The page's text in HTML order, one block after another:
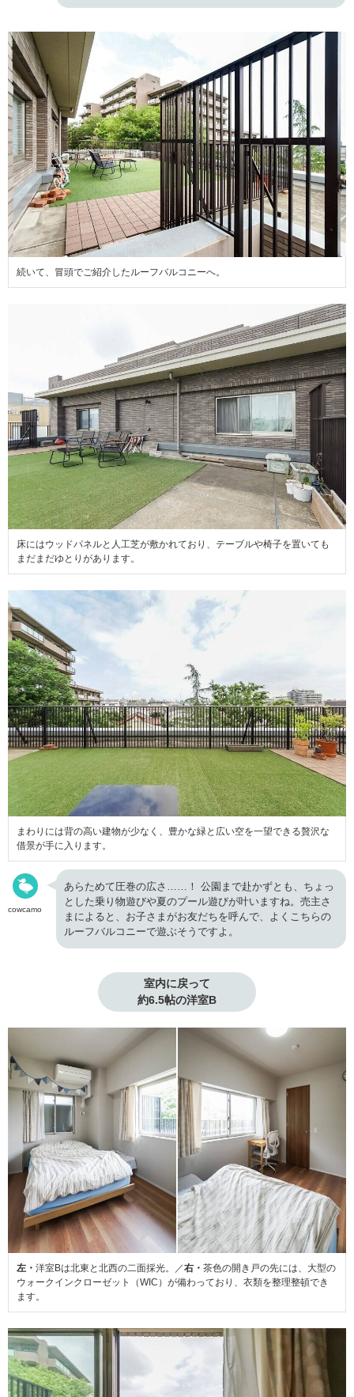
続いて、冒頭でご紹介したルーフバルコニーへ。
床にはウッドパネルと人工芝が敷かれており、テーブルや椅子を置いても
まだまだゆとりがあります。
まわりには背の高い建物が少なく、豊かな緑と広い空を一望できる贅沢な
借景が手に入ります。
cowcamo
あらためて圧巻の広さ……！ 公園まで赴かずとも、ちょっ
とした乗り物遊びや夏のプール遊びが叶いますね。売主さ
まによると、お子さまがお友だちを呼んで、よくこちらの
ルーフバルコニーで遊ぶそうですよ。
室内に戻って
約6.5帖の洋室B
左・ 洋室Bは北東と北西の二面採光。／右・ 茶色の開き戸の先には、大型の
ウォークインクローゼット（WIC）が備わっており、衣類を整理整頓でき
ます。